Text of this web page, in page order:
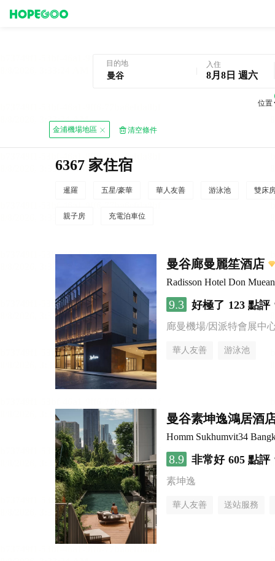
目的地 入住
8月8日 週六
位置
金浦機場地區 清空條件
6367 家住宿
暹羅 五星/豪華 華人友善 游泳池 雙床
親子房 充電泊車位
曼谷廊曼麗笙酒店
Radisson Hotel Don
9.3 好極了 123 點評
廊曼機場/因派特會展中
華人友善 游泳池
曼谷素坤逸鴻居酒
Homm Sukhumvit34
8.9 非常好 605 點評
素坤逸
華人友善 送站服務